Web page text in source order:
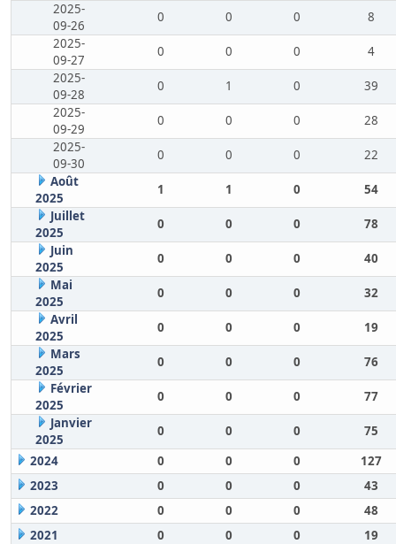
2025-
09-26
0 0 0
8
2025-
09-27
0 0 0
4
2025-
09-28
0 1 0
39
2025-
09-29
0 0 0
28
2025-
09-30
0 0 0
22
Août
2025
1 1 0
54
Juillet
2025
0 0 0
78
Juin
2025
0 0 0
40
Mai
2025
0 0 0
32
Avril
2025
0 0 0
19
Mars
2025
0 0 0
76
Février
2025
0 0 0
77
Janvier
2025
0 0 0
75
2024
0 0 0
127
2023
0 0 0
43
2022
0 0 0
48
2021
0 0 0
19